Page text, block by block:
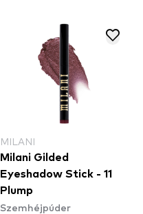
MILANI
Milani Gilded
Eyeshadow Stick - 11
Plump
Szemhéjpúder